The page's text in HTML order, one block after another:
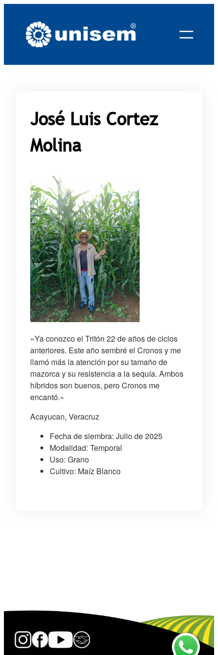
contenido
José Luis Cortez
Molina
«Ya conozco el Tritón 22 de años de ciclos
anteriores. Este año sembré el Cronos y me
llamó más la atención por su tamaño de
mazorca y su resistencia a la sequía. Ambos
híbridos son buenos, pero Cronos me
encantó.»
Acayucan, Veracruz
Fecha de siembra: Julio de 2025
Modalidad: Temporal
Uso: Grano
Cultivo: Maíz Blanco